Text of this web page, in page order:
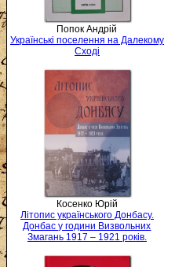
Попок Андрій
Українські поселення на Далекому
Сході
Косенко Юрій
Літопис українського Донбасу.
Донбас у години Визвольних
Змагань 1917 – 1921 років.